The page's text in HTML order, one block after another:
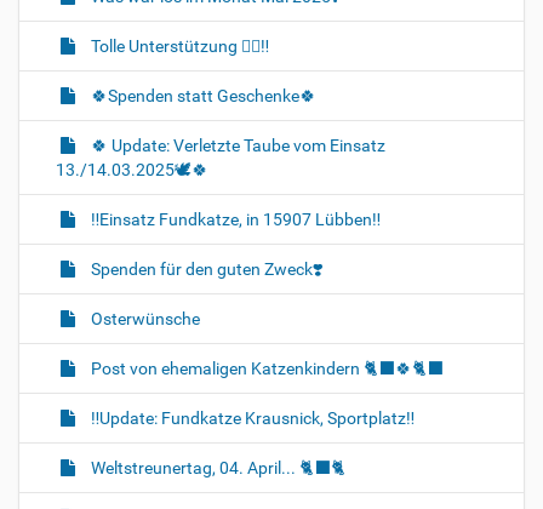
Tolle Unterstützung 👍🏻‼️
🍀Spenden statt Geschenke🍀
🍀 Update: Verletzte Taube vom Einsatz
13./14.03.2025🕊🍀
‼️Einsatz Fundkatze, in 15907 Lübben‼️
Spenden für den guten Zweck❣️
Osterwünsche
Post von ehemaligen Katzenkindern 🐈‍⬛🍀🐈‍⬛
‼️Update: Fundkatze Krausnick, Sportplatz‼️
Weltstreunertag, 04. April... 🐈‍⬛🐈